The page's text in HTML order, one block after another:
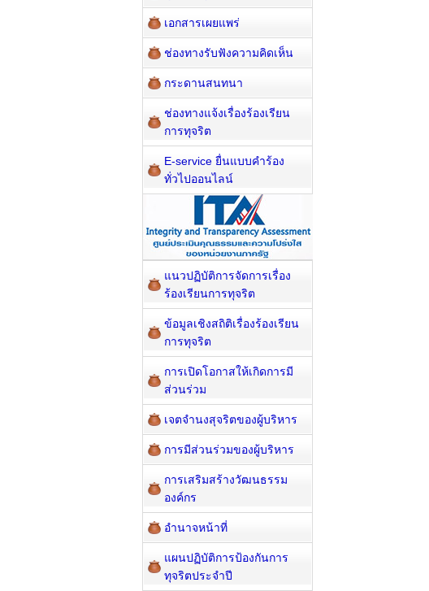
เอกสารเผยแพร่
ช่องทางรับฟังความคิดเห็น
กระดานสนทนา
ช่องทางแจ้งเรื่องร้องเรียน
การทุจริต
E-service ยื่นแบบคำร้อง
ทั่วไปออนไลน์
แนวปฏิบัติการจัดการเรื่อง
ร้องเรียนการทุจริต
ข้อมูลเชิงสถิติเรื่องร้องเรียน
การทุจริต
การเปิดโอกาสให้เกิดการมี
ส่วนร่วม
เจตจำนงสุจริตของผู้บริหาร
การมีส่วนร่วมของผู้บริหาร
การเสริมสร้างวัฒนธรรม
องค์กร
อำนาจหน้าที่
แผนปฏิบัติการป้องกันการ
ทุจริตประจำปี